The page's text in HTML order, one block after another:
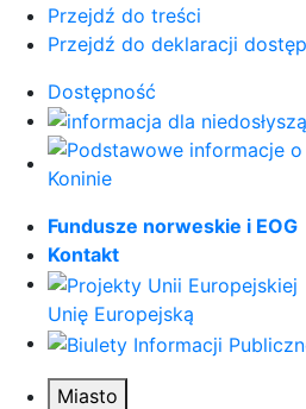
Przejdź do treści
Przejdź do deklaracji
Dostępność
Fundusze norweskie i EOG
Kontakt
Unię Europejską
Miasto